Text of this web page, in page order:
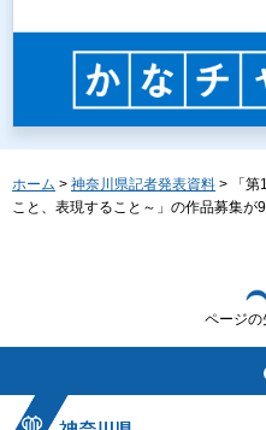
ホーム > 神奈川県記者発表資料 > 「第
こと、表現すること～」の作品募集が
ページの